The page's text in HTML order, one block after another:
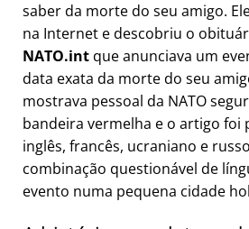
saber da morte do seu amigo.
na Internet e descobriu o
NATO.int que anunciava um
data exata da morte do seu
mostrava pessoal da NATO
bandeira vermelha e o artigo foi
inglês, francês, ucraniano e
combinação questionável de
evento numa pequena cidade